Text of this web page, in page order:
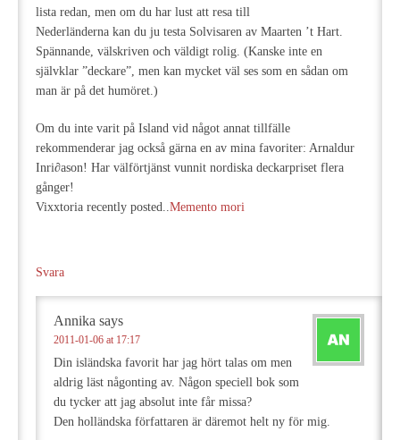
lista redan, men om du har lust att resa till
Nederländerna kan du ju testa Solvisaren av Maarten ’t Hart.
Spännande, välskriven och väldigt rolig. (Kanske inte en
självklar ”deckare”, men kan mycket väl ses som en sådan om
man är på det humöret.)
Om du inte varit på Island vid något annat tillfälle
rekommenderar jag också gärna en av mina favoriter: Arnaldur
Inri∂ason! Har välförtjänst vunnit nordiska deckarpriset flera
gånger!
Vixxtoria recently posted..Memento mori
Svara
Annika says
2011-01-06 at 17:17
Din isländska favorit har jag hört talas om men
aldrig läst någonting av. Någon speciell bok som
du tycker att jag absolut inte får missa?
Den holländska författaren är däremot helt ny för mig.